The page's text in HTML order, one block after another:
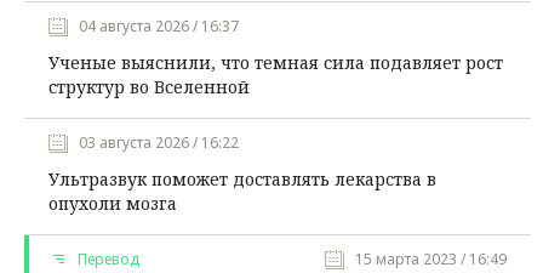
04 августа 2026 / 16:37
Ученые выяснили, что темная сила подавляет рост
структур во Вселенной
03 августа 2026 / 16:22
Ультразвук поможет доставлять лекарства в
опухоли мозга
Перевод 15 марта 2023 / 16:49